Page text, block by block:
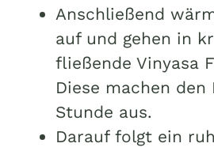
Anschließend
auf und gehen in
fließende Vinyasa
Diese machen
Stunde aus.
Darauf folgt ein